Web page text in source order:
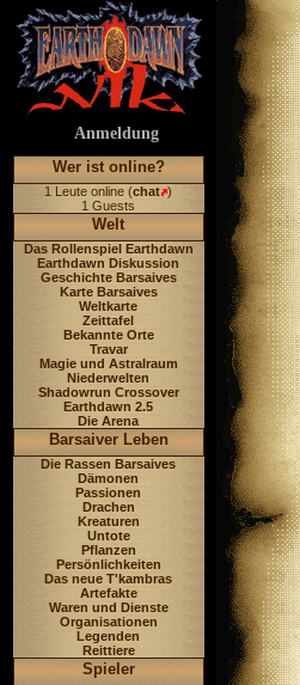
Anmeldung
Wer ist online?
1 Leute online (chat )
1 Guests
Welt
Das Rollenspiel Earthdawn
Earthdawn Diskussion
Geschichte Barsaives
Karte Barsaives
Weltkarte
Zeittafel
Bekannte Orte
Travar
Magie und Astralraum
Niederwelten
Shadowrun Crossover
Earthdawn 2.5
Die Arena
Barsaiver Leben
Die Rassen Barsaives
Dämonen
Passionen
Drachen
Kreaturen
Untote
Pflanzen
Persönlichkeiten
Das neue T'kambras
Artefakte
Waren und Dienste
Organisationen
Legenden
Reittiere
Spieler